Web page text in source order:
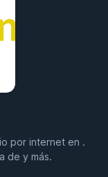
por internet en .
de y más.